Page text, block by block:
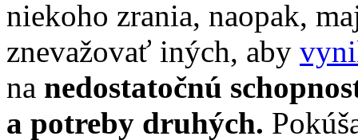
niekoho zrania, naopak,
znevažovať iných, aby
na nedostatočnú
a potreby druhých.